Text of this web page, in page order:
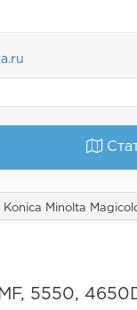
Minolta
5550,